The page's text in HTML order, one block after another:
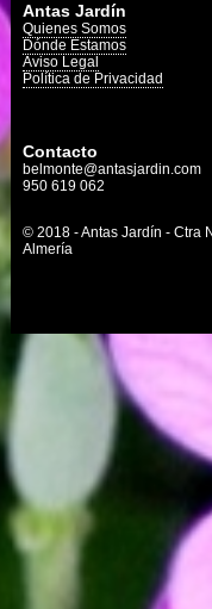
Antas Jardín
Quienes Somos
Dónde Estamos
Aviso Legal
Política de Privacidad
Contacto
belmonte@antasjardin.com
950 619 062
© 2018 - Antas Jardín - Ctra
Almería